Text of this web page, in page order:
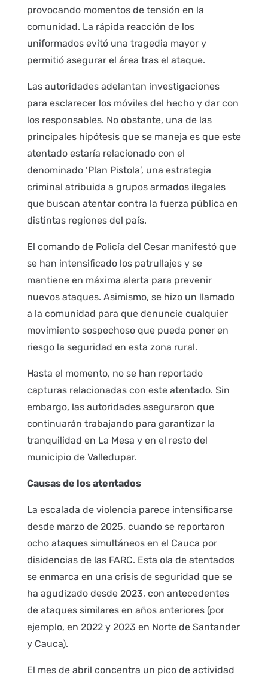
provocando momentos de tensión en la
comunidad. La rápida reacción de los
uniformados evitó una tragedia mayor y
permitió asegurar el área tras el ataque.
Las autoridades adelantan investigaciones
para esclarecer los móviles del hecho y dar con
los responsables. No obstante, una de las
principales hipótesis que se maneja es que este
atentado estaría relacionado con el
denominado ‘Plan Pistola’, una estrategia
criminal atribuida a grupos armados ilegales
que buscan atentar contra la fuerza pública en
distintas regiones del país.
El comando de Policía del Cesar manifestó que
se han intensificado los patrullajes y se
mantiene en máxima alerta para prevenir
nuevos ataques. Asimismo, se hizo un llamado
a la comunidad para que denuncie cualquier
movimiento sospechoso que pueda poner en
riesgo la seguridad en esta zona rural.
Hasta el momento, no se han reportado
capturas relacionadas con este atentado. Sin
embargo, las autoridades aseguraron que
continuarán trabajando para garantizar la
tranquilidad en La Mesa y en el resto del
municipio de Valledupar.
Causas de los atentados
La escalada de violencia parece intensificarse
desde marzo de 2025, cuando se reportaron
ocho ataques simultáneos en el Cauca por
disidencias de las FARC. Esta ola de atentados
se enmarca en una crisis de seguridad que se
ha agudizado desde 2023, con antecedentes
de ataques similares en años anteriores (por
ejemplo, en 2022 y 2023 en Norte de Santander
y Cauca).
El mes de abril concentra un pico de actividad